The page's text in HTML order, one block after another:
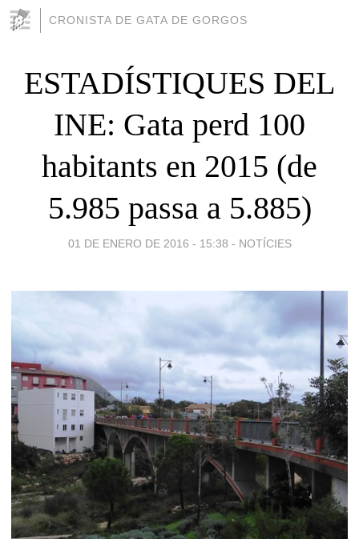
CRONISTA DE GATA DE GORGOS
ESTADÍSTIQUES DEL
INE: Gata perd 100
habitants en 2015 (de
5.985 passa a 5.885)
01 DE ENERO DE 2016 - 15:38 - NOTÍCIES